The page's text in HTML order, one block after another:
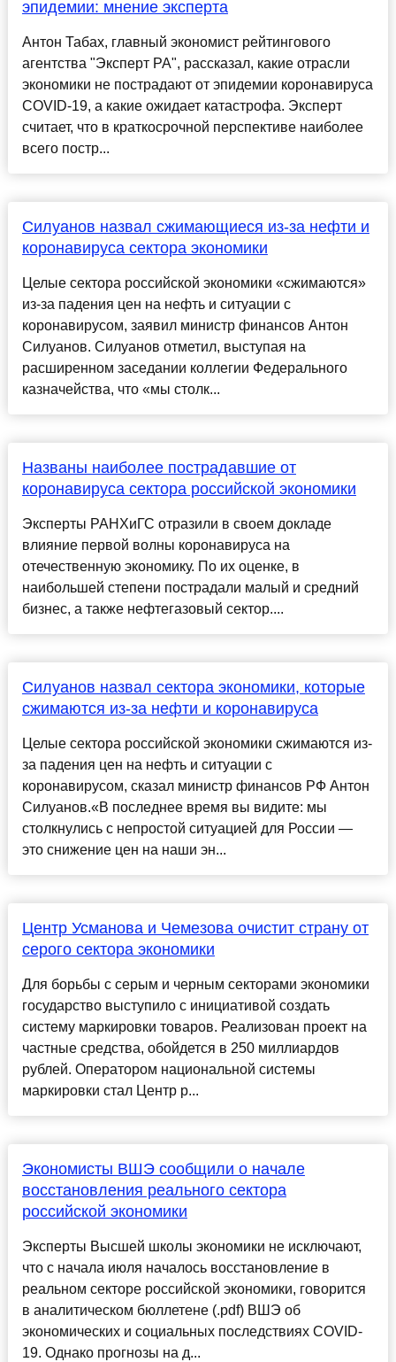
эпидемии: мнение эксперта
Антон Табах, главный экономист рейтингового
агентства "Эксперт РА", рассказал, какие отрасли
экономики не пострадают от эпидемии коронавируса
COVID-19, а какие ожидает катастрофа. Эксперт
считает, что в краткосрочной перспективе наиболее
всего постр...
Силуанов назвал сжимающиеся из-за нефти и
коронавируса сектора экономики
Целые сектора российской экономики «сжимаются»
из-за падения цен на нефть и ситуации с
коронавирусом, заявил министр финансов Антон
Силуанов. Силуанов отметил, выступая на
расширенном заседании коллегии Федерального
казначейства, что «мы столк...
Названы наиболее пострадавшие от
коронавируса сектора российской экономики
Эксперты РАНХиГС отразили в своем докладе
влияние первой волны коронавируса на
отечественную экономику. По их оценке, в
наибольшей степени пострадали малый и средний
бизнес, а также нефтегазовый сектор....
Силуанов назвал сектора экономики, которые
сжимаются из-за нефти и коронавируса
Целые сектора российской экономики сжимаются из-
за падения цен на нефть и ситуации с
коронавирусом, сказал министр финансов РФ Антон
Силуанов.«В последнее время вы видите: мы
столкнулись с непростой ситуацией для России —
это снижение цен на наши эн...
Центр Усманова и Чемезова очистит страну от
серого сектора экономики
Для борьбы с серым и черным секторами экономики
государство выступило с инициативой создать
систему маркировки товаров. Реализован проект на
частные средства, обойдется в 250 миллиардов
рублей. Оператором национальной системы
маркировки стал Центр р...
Экономисты ВШЭ сообщили о начале
восстановления реального сектора
российской экономики
Эксперты Высшей школы экономики не исключают,
что с начала июля началось восстановление в
реальном секторе российской экономики, говорится
в аналитическом бюллетене (.pdf) ВШЭ об
экономических и социальных последствиях COVID-
19. Однако прогнозы на д...